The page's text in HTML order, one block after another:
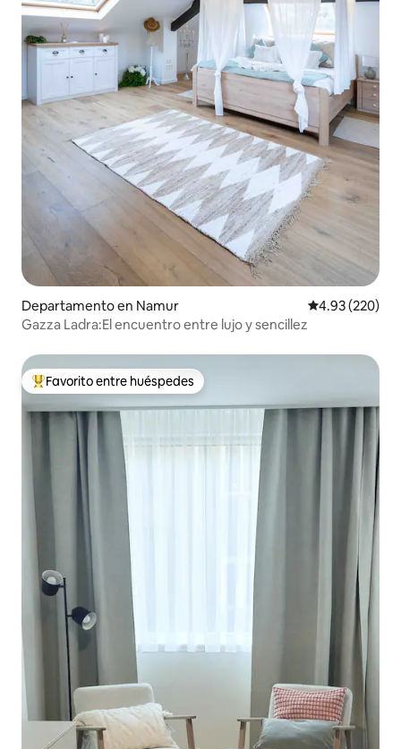
Departamento en Namur Calificación
4.93 (220)
Gazza Ladra:El encuentro entre lujo y sencillez
De los mejores en Favorito entre huéspedes
Favorito entre huéspedes